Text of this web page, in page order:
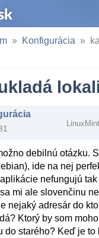
Konfigurácia
debilnú otázku.
ide na nej
nefungujú
mi ale slovenčinu
nejaký adresár do
Ktorý by som
do starého? Keď je